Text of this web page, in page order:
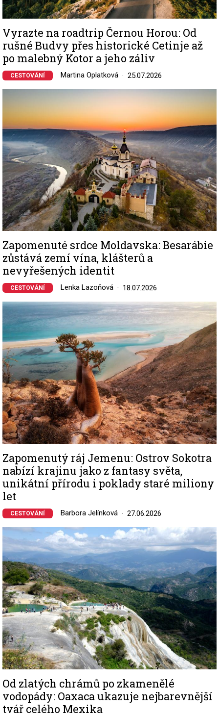
Vyrazte na roadtrip Černou Horou: Od
rušné Budvy přes historické Cetinje až
po malebný Kotor a jeho záliv
CESTOVÁNÍ Martina Oplatková 25.07.2026
Zapomenuté srdce Moldavska: Besarábie
zůstává zemí vína, klášterů a
nevyřešených identit
CESTOVÁNÍ Lenka Lazoňová 18.07.2026
Image
Zapomenutý ráj Jemenu: Ostrov Sokotra
nabízí krajinu jako z fantasy světa,
unikátní přírodu i poklady staré miliony
let
CESTOVÁNÍ Barbora Jelínková 27.06.2026
Od zlatých chrámů po zkamenělé
vodopády: Oaxaca ukazuje nejbarevnější
tvář celého Mexika